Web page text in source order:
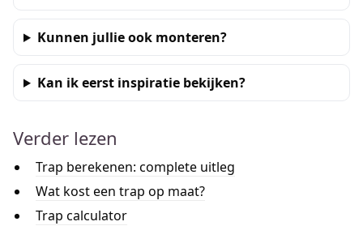
Kunnen jullie ook monteren?
Kan ik eerst inspiratie bekijken?
Verder lezen
Trap berekenen: complete uitleg
Wat kost een trap op maat?
Trap calculator